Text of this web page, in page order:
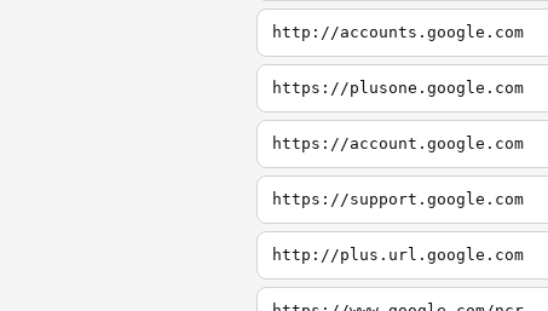
http://accounts.google.com
https://plusone.google.com
https://account.google.com
https://support.google.com
http://plus.url.google.com